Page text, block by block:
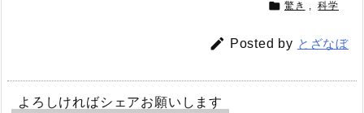
 驚き , 科学
 Posted by とざなぼ
よろしければシェアお願いします